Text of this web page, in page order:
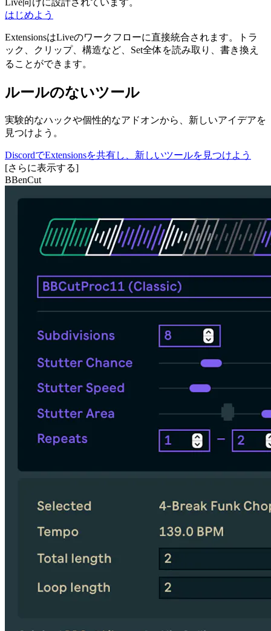
はじめよう
ExtensionsはLiveのワークフローに直接統合されます。トラ
ック、クリップ、構造など、Set全体を読み取り、書き換え
ることができます。
ルールのないツール
実験的なハックや個性的なアドオンから、新しいアイデアを
見つけよう。
DiscordでExtensionsを共有し、新しいツールを見つけよう
[さらに表示する]
BBenCut